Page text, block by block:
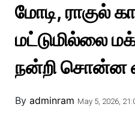
Television
Reviews
Photos
Story
மோடி, ராகுல்
மட்டுமில்லை
நன்றி சொன்ன
By adminram May 5, 2026,